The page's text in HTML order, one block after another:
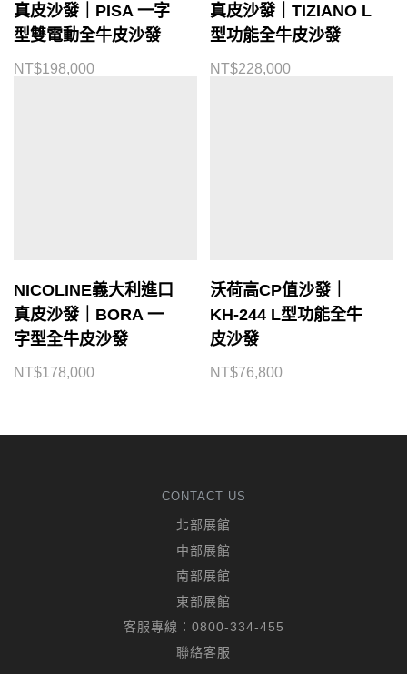
真皮沙發｜PISA 一字
型雙電動全牛皮沙發
NT$198,000
真皮沙發｜TIZIANO L
型功能全牛皮沙發
NT$228,000
NICOLINE義大利進口
真皮沙發｜BORA 一
字型全牛皮沙發
NT$178,000
沃荷高CP值沙發｜
KH-244 L型功能全牛
皮沙發
NT$76,800
CONTACT US
北部展館
中部展館
南部展館
東部展館
客服專線： 0800-334-455
聯絡客服